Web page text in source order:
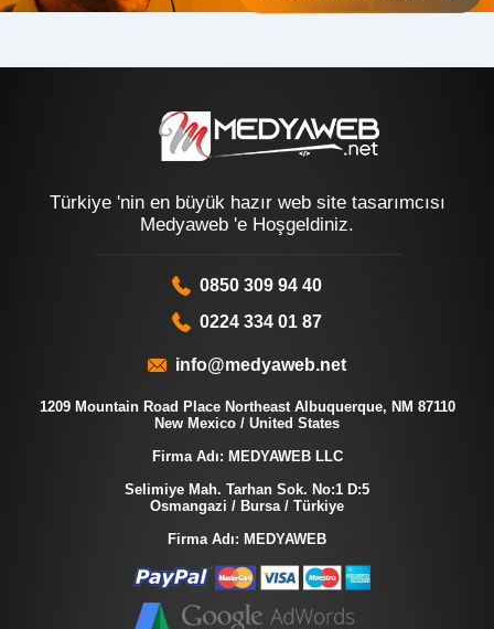
Türkiye 'nin en büyük hazır web site tasarımcısı
Medyaweb 'e Hoşgeldiniz.
0850 309 94 40
0224 334 01 87
info@medyaweb.net
1209 Mountain Road Place Northeast Albuquerque, NM 87110
New Mexico / United States
Firma Adı: MEDYAWEB LLC
Selimiye Mah. Tarhan Sok. No:1 D:5
Osmangazi / Bursa / Türkiye
Firma Adı: MEDYAWEB